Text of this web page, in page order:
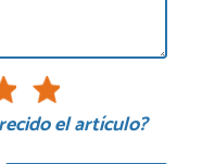
el artículo?